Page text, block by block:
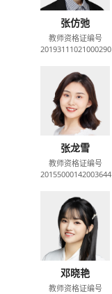
张仿弛
教师资格证编号
20193111021000290
张龙雪
教师资格证编号
20155000142003644
邓晓艳
教师资格证编号